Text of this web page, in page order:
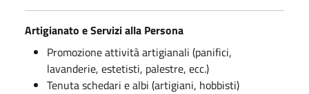
Artigianato e Servizi alla Persona
Promozione attività artigianali (panifici,
lavanderie, estetisti, palestre, ecc.)
Tenuta schedari e albi (artigiani, hobbisti)